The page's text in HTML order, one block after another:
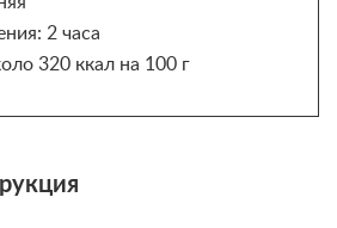
2 часа
320 ккал на 100 г